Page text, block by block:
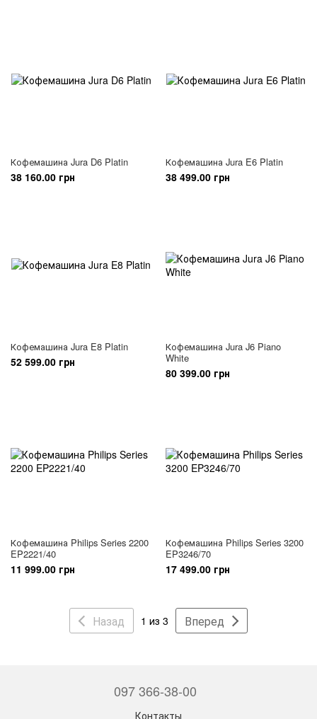
Кофемашина Jura D6 Platin
38 160.00 грн
Кофемашина Jura E6 Platin
38 499.00 грн
Кофемашина Jura E8 Platin
52 599.00 грн
Кофемашина Jura J6 Piano
White
80 399.00 грн
Кофемашина Philips Series 2200
EP2221/40
11 999.00 грн
Кофемашина Philips Series 3200
EP3246/70
17 499.00 грн
Назад 1 из 3 Вперед
097 366-38-00
Контакты